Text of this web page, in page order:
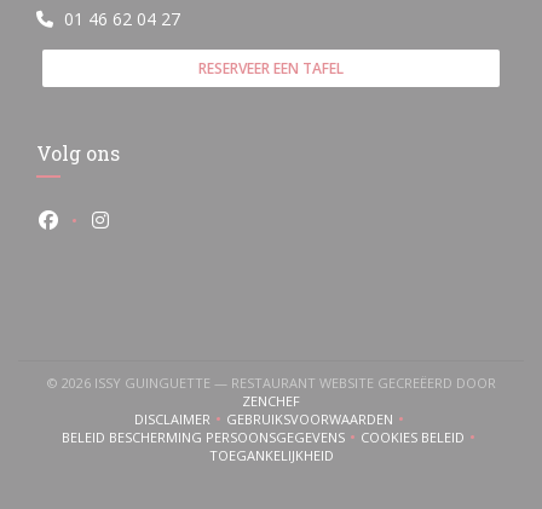
01 46 62 04 27
RESERVEER EEN TAFEL
Volg ons
Facebook ((opent in een nieuw venster))
Instagram ((opent in een nieuw venster))
© 2026 ISSY GUINGUETTE — RESTAURANT WEBSITE GECREËERD DOOR
ZENCHEF((OPENT IN EEN NIEUW VENSTER))
DISCLAIMER((OPENT IN EEN NIEUW VENSTER))
GEBRUIKSVOORWAARDEN((OPENT IN EEN NIEUW VENSTER))
BELEID BESCHERMING PERSOONSGEGEVENS
((OPENT IN EEN NIEUW VENSTER))
COOKIES BELEID((OPENT IN EEN
TOEGANKELIJKHEID((OPENT IN EEN NIEUW VENSTER))